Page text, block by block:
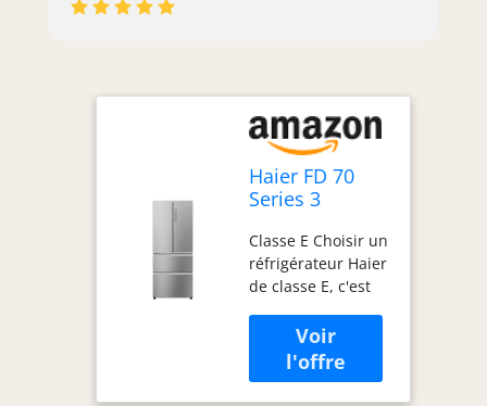
Haier FD 70
Series 3
frigo américain
Pose libre 402
L E Acier
inoxydable
Classe E Choisir un
réfrigérateur Haier
de classe E, c'est
l'énergie,
améliorer les
performances et
respecter